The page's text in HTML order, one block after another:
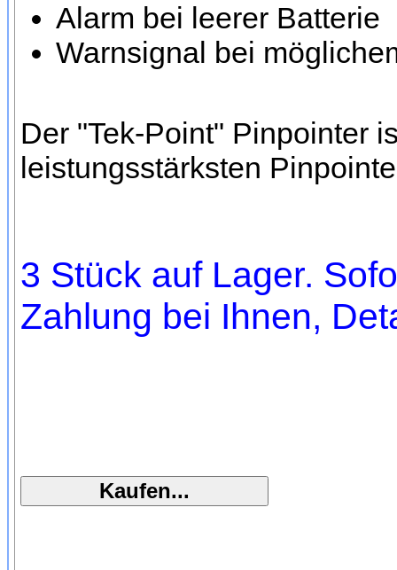
Alarm bei leerer Batterie
Warnsignal bei
Der "Tek-Point" Pinpointer
leistungsstärksten
3 Stück auf Lager.
Zahlung bei Ihnen,